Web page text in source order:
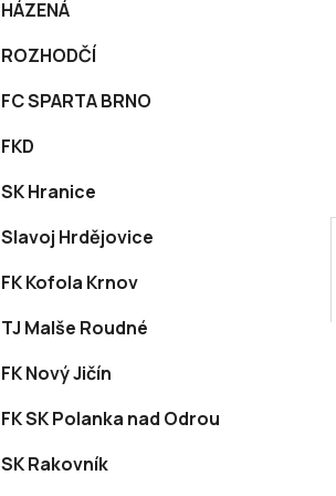
HÁZENÁ
ROZHODČÍ
FC SPARTA BRNO
FKD
SK Hranice
Slavoj Hrdějovice
FK Kofola Krnov
TJ Malše Roudné
FK Nový Jičín
FK SK Polanka nad Odrou
SK Rakovník